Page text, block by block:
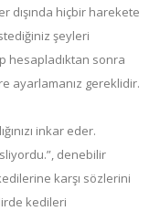
dışında hiçbir harekete
şeyleri
hesapladıktan sonra
ayarlamanız gereklidir.
inkar eder.
denebilir
karşı sözlerini
kedileri